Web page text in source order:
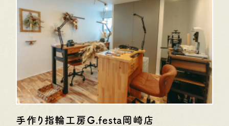
手作り指輪工房G.festa岡崎店